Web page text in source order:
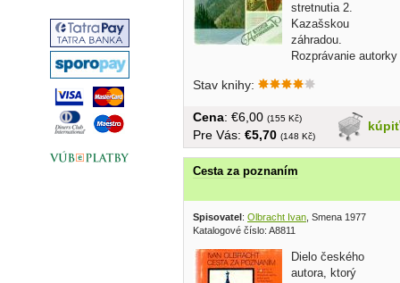
stretnutia 2.
Kazašskou
záhradou.
Rozprávanie autorky
Stav knihy:
kúpiť
Cena: €6,00 (155 Kč)
Pre Vás: €5,70 (148 Kč)
Cesta za poznaním
Spisovatel: Olbracht Ivan , Smena 1977
Katalogové číslo: A8811
Dielo českého
autora, ktorý